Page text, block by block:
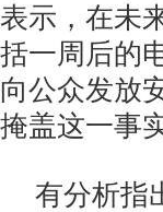
表示，在未
括一周后的
向公众发放
掩盖这一事实
有分析指